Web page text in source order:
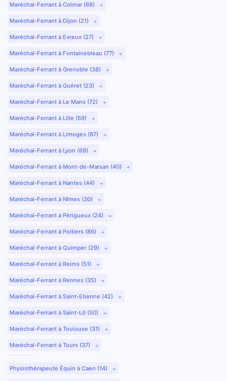
Maréchal-Ferrant à Colmar (68)
Maréchal-Ferrant à Dijon (21)
Maréchal-Ferrant à Evreux (27)
Maréchal-Ferrant à Fontainebleau (77)
Maréchal-Ferrant à Grenoble (38)
Maréchal-Ferrant à Guéret (23)
Maréchal-Ferrant à Le Mans (72)
Maréchal-Ferrant à Lille (59)
Maréchal-Ferrant à Limoges (87)
Maréchal-Ferrant à Lyon (69)
Maréchal-Ferrant à Mont-de-Marsan (40)
Maréchal-Ferrant à Nantes (44)
Maréchal-Ferrant à Nîmes (30)
Maréchal-Ferrant à Périgueux (24)
Maréchal-Ferrant à Poitiers (86)
Maréchal-Ferrant à Quimper (29)
Maréchal-Ferrant à Reims (51)
Maréchal-Ferrant à Rennes (35)
Maréchal-Ferrant à Saint-Etienne (42)
Maréchal-Ferrant à Saint-Lô (50)
Maréchal-Ferrant à Toulouse (31)
Maréchal-Ferrant à Tours (37)
Physiothérapeute Équin à Caen (14)